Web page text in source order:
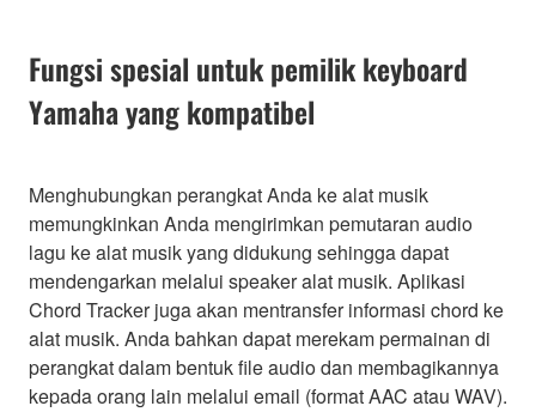
Fungsi spesial untuk pemilik keyboard
Yamaha yang kompatibel
Menghubungkan perangkat Anda ke alat musik
memungkinkan Anda mengirimkan pemutaran audio
lagu ke alat musik yang didukung sehingga dapat
mendengarkan melalui speaker alat musik. Aplikasi
Chord Tracker juga akan mentransfer informasi chord ke
alat musik. Anda bahkan dapat merekam permainan di
perangkat dalam bentuk file audio dan membagikannya
kepada orang lain melalui email (format AAC atau WAV).